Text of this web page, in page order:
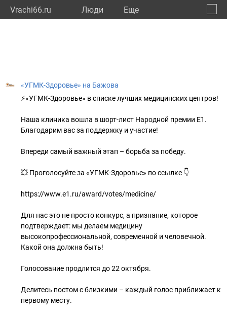
Vrachi66.ru Люди Eще
«УГМК-Здоровье» на Бажова
⚡️«УГМК-Здоровье» в списке лучших медицинских центров!
Наша клиника вошла в шорт-лист Народной премии Е1.
Благодарим вас за поддержку и участие!
Впереди самый важный этап – борьба за победу.
💥 Проголосуйте за «УГМК-Здоровье» по ссылке 👇
https://www.e1.ru/award/votes/medicine/
Для нас это не просто конкурс, а признание, которое
подтверждает: мы делаем медицину
высокопрофессиональной, современной и человечной.
Какой она должна быть!
Голосование продлится до 22 октября.
Делитесь постом с близкими – каждый голос приближает к
первому месту.